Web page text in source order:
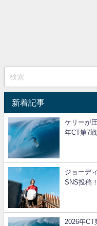
新着記事
ケリーが
年CT第7
ジョーデ
SNS投稿
2026年CT